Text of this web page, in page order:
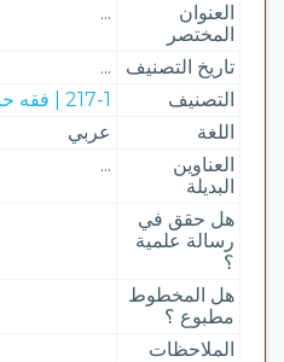
العنوان
المختصر
...
تاريخ التصنيف
...
التصنيف
217-1 | فقه حنفي
اللغة
عربي
العناوين
البديلة
...
هل حقق في
رسالة علمية
؟
هل المخطوط
مطبوع ؟
الملاحظات